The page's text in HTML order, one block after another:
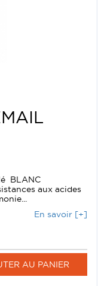
BLANC
aux acides
En savoir [+]
AU PANIER